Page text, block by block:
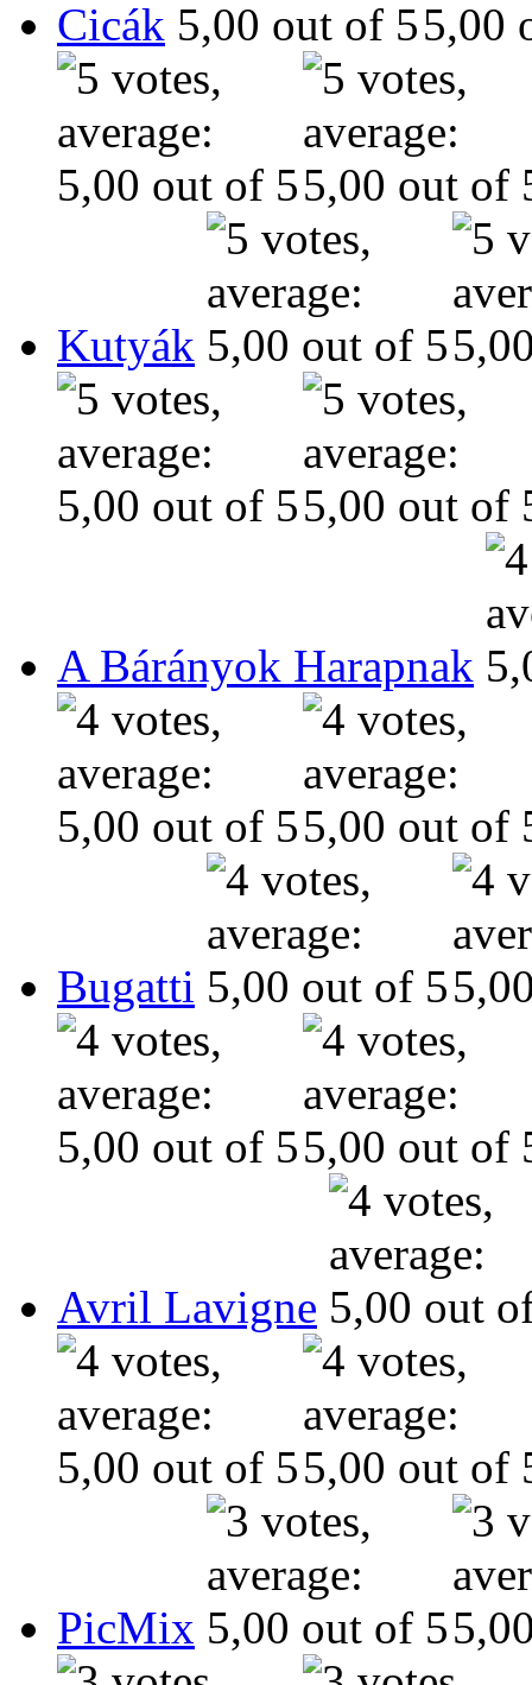
Cicák
Kutyák
A Bárányok Harapnak
Bugatti
Avril Lavigne
PicMix